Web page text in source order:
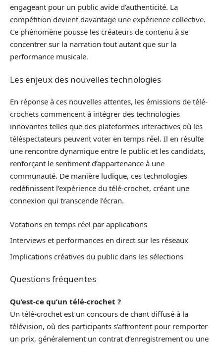
engageant pour un public avide d’authenticité. La
compétition devient davantage une expérience collective.
Ce phénomène pousse les créateurs de contenu à se
concentrer sur la narration tout autant que sur la
performance musicale.
Les enjeux des nouvelles technologies
En réponse à ces nouvelles attentes, les émissions de télé-
crochets commencent à intégrer des technologies
innovantes telles que des plateformes interactives où les
téléspectateurs peuvent voter en temps réel. Il en résulte
une rencontre dynamique entre le public et les candidats,
renforçant le sentiment d’appartenance à une
communauté. De manière ludique, ces technologies
redéfinissent l’expérience du télé-crochet, créant une
connexion qui transcende l’écran.
Votations en temps réel par applications
Interviews et performances en direct sur les réseaux
Implications créatives du public dans les sélections
Questions fréquentes
Qu’est-ce qu’un télé-crochet ?
Un télé-crochet est un concours de chant diffusé à la
télévision, où des participants s’affrontent pour remporter
un prix, généralement un contrat d’enregistrement ou une